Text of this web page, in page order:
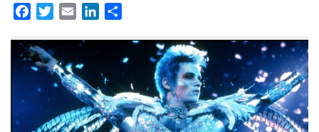
FacebookTwitterEmail LinkedIn